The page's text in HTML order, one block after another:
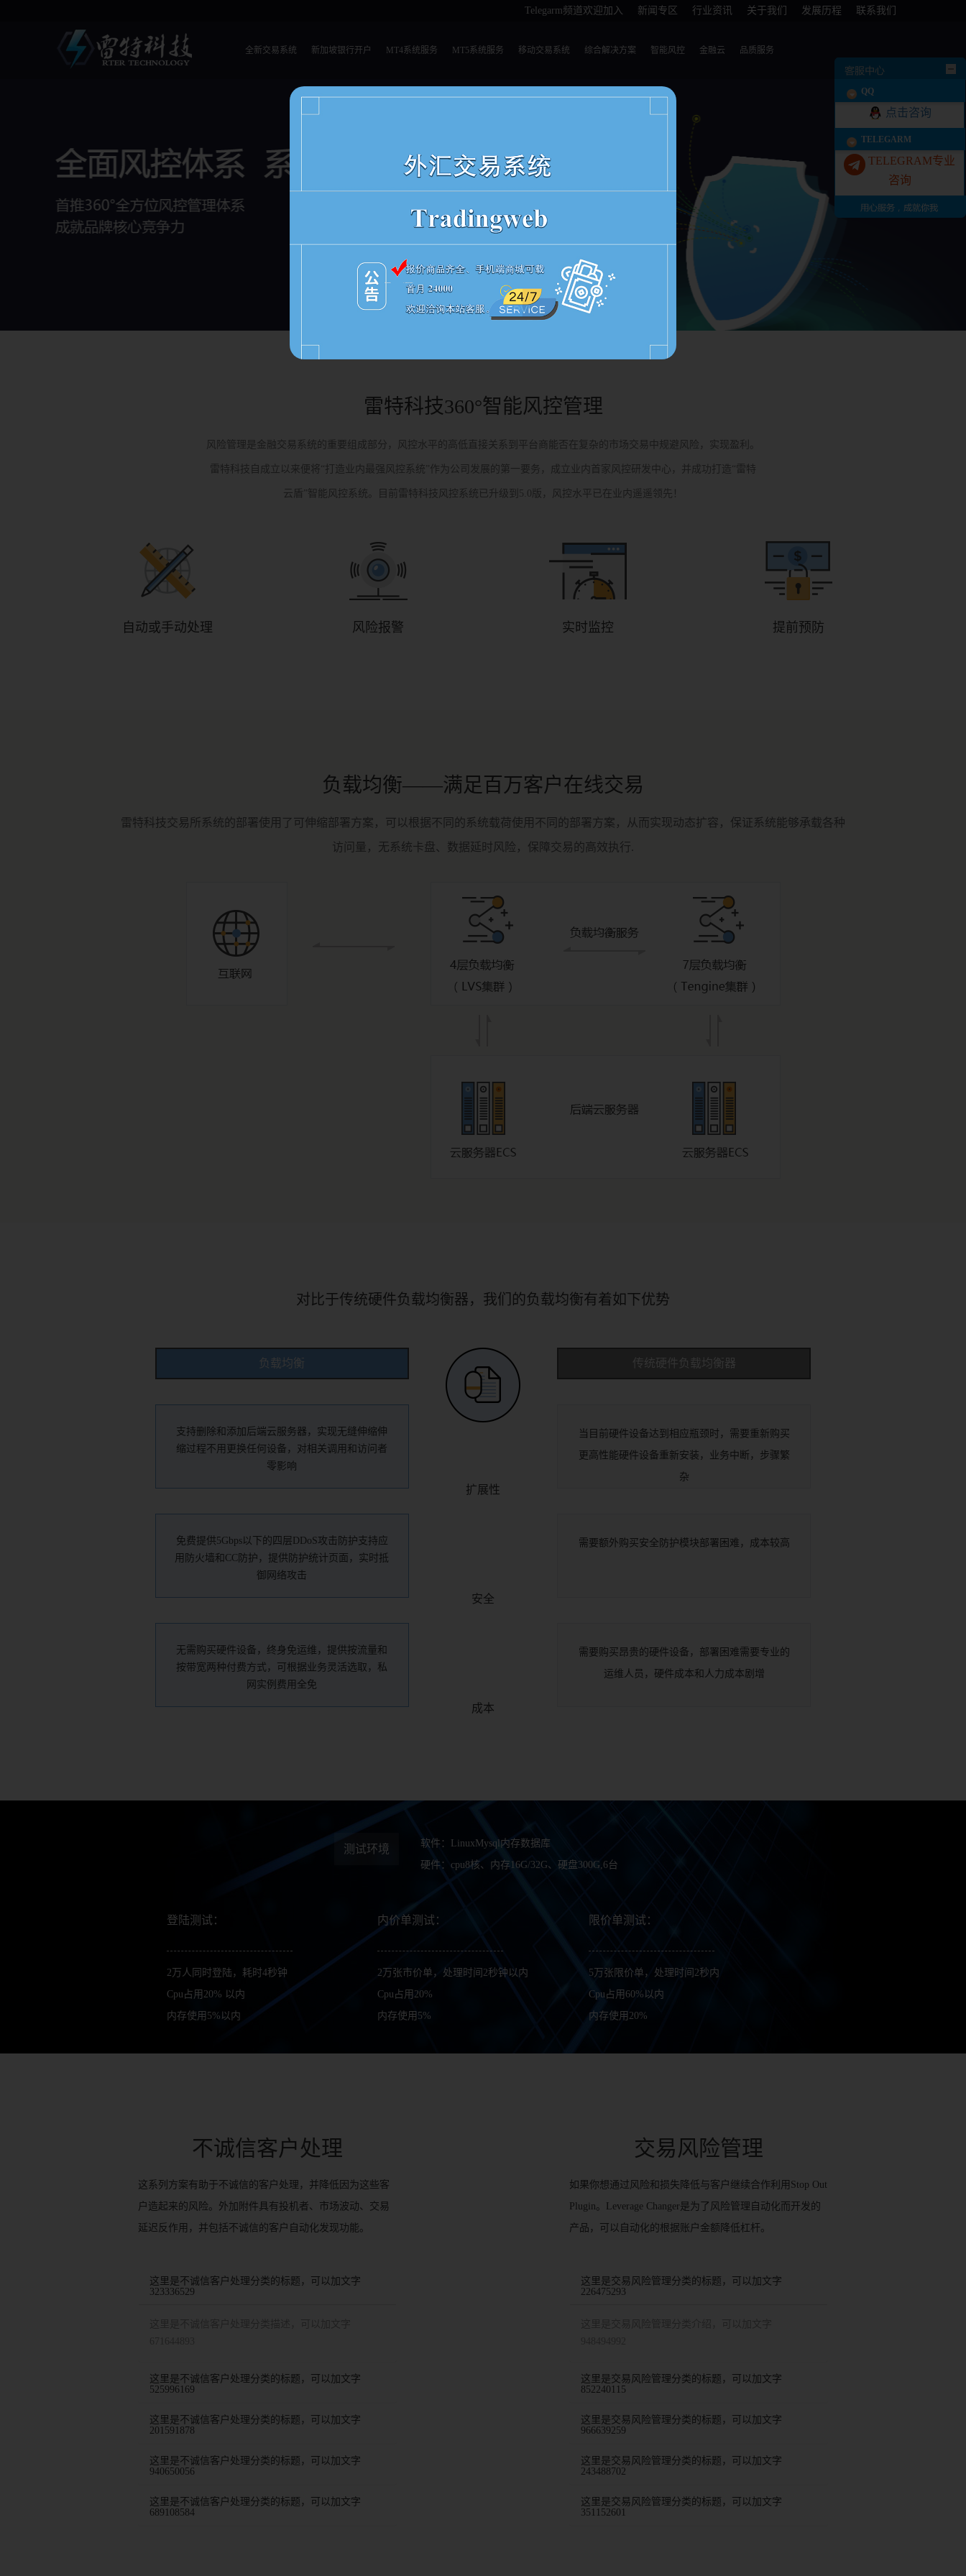
Telegarm频道欢迎加入 新闻专区 行业资讯 关于我们 发展历程 联系我们
全新交易系统 新加坡银行开户 MT4系统服务 MT5系统服务 移动交易系统 综合解决方案 智能风控 金融云 品质服务
雷特科技360°智能风控管理
风险管理是金融交易系统的重要组成部分，风控水平的高低直接关系到平台商能否在复杂的市场交易中规避风险，实现盈利。
雷特科技自成立以来便将“打造业内最强风控系统”作为公司发展的第一要务，成立业内首家风控研发中心，并成功打造“雷特
云盾”智能风控系统。目前雷特科技风控系统已升级到5.0版，风控水平已在业内遥遥领先！
自动或手动处理 风险报警 实时监控 提前预防
负载均衡——满足百万客户在线交易
雷特科技交易所系统的部署使用了可伸缩部署方案，可以根据不同的系统载荷使用不同的部署方案，从而实现动态扩容，保证系统能够承载各种
访问量，无系统卡盘、数据延时风险，保障交易的高效执行.
对比于传统硬件负载均衡器，我们的负载均衡有着如下优势
负载均衡
支持删除和添加后端云服务器，实现无缝伸缩伸
缩过程不用更换任何设备，对相关调用和访问者
零影响
免费提供5Gbps以下的四层DDoS攻击防护支持应
用防火墙和CC防护，提供防护统计页面，实时抵
御网络攻击
无需购买硬件设备，终身免运维，提供按流量和
按带宽两种付费方式，可根据业务灵活选取，私
网实例费用全免
扩展性
安全
成本
传统硬件负载均衡器
当目前硬件设备达到相应瓶颈时，需要重新购买
更高性能硬件设备重新安装，业务中断，步骤繁
杂
需要额外购买安全防护模块部署困难，成本较高
需要购买昂贵的硬件设备，部署困难需要专业的
运维人员，硬件成本和人力成本剧增
测试环境
软件：LinuxMysql内存数据库
硬件：cpu8核、内存16G/32G、硬盘300G,6台
登陆测试：
2万人同时登陆，耗时4秒钟
Cpu占用20% 以内
内存使用5%以内
内价单测试：
2万张市价单，处理时间2秒钟以内
Cpu占用20%
内存使用5%
限价单测试：
5万张限价单，处理时间2秒内
Cpu占用60%以内
内存使用20%
不诚信客户处理
这系列方案有助于不诚信的客户处理，并降低因为这些客
户造起来的风险。外加附件具有投机者、市场波动、交易
延迟反作用，并包括不诚信的客户自动化发现功能。
交易风险管理
如果你想通过风险和损失降低与客户继续合作利用Stop Out
Plugin。Leverage Changer是为了风险管理自动化而开发的
产品，可以自动化的根据账户金额降低杠杆。
这里是不诚信客户处理分类的标题，可以加文字
323336529
这里是不诚信客户处理分类的标题，可以加文字
525996169
这里是不诚信客户处理分类的标题，可以加文字
201591878
这里是不诚信客户处理分类的标题，可以加文字
940650056
这里是不诚信客户处理分类的标题，可以加文字
689108584
这里是交易风险管理分类的标题，可以加文字
226475293
这里是交易风险管理分类的标题，可以加文字
852240115
这里是交易风险管理分类的标题，可以加文字
966639259
这里是交易风险管理分类的标题，可以加文字
243488702
这里是交易风险管理分类的标题，可以加文字
351152601
QQ
点击咨询
TELEGARM
TELEGRAM专业
咨询